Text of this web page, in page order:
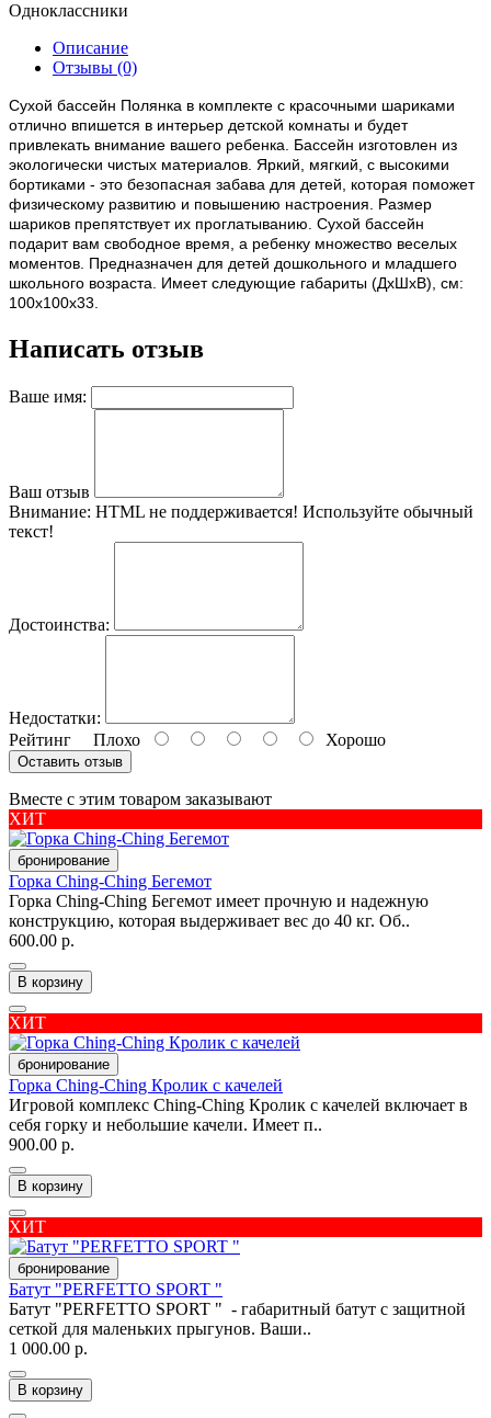
Одноклассники
Описание
Отзывы (0)
Сухой бассейн Полянка в комплекте с красочными шариками
отлично впишется в интерьер детской комнаты и будет
привлекать внимание вашего ребенка. Бассейн изготовлен из
экологически чистых материалов. Яркий, мягкий, с высокими
бортиками - это безопасная забава для детей, которая поможет
физическому развитию и повышению настроения. Размер
шариков препятствует их проглатыванию. Сухой бассейн
подарит вам свободное время, а ребенку множество веселых
моментов. Предназначен для детей дошкольного и младшего
школьного возраста. Имеет следующие габариты (ДхШхВ), см:
100х100х33.
Написать отзыв
Ваше имя:
Ваш отзыв
Внимание: HTML не поддерживается! Используйте обычный
текст!
Достоинства:
Недостатки:
Рейтинг Плохо Хорошо
Оставить отзыв
Вместе с этим товаром заказывают
ХИТ
бронирование
Горка Ching-Ching Бегемот
Горка Ching-Ching Бегемот имеет прочную и надежную
конструкцию, которая выдерживает вес до 40 кг. Об..
600.00 р.
В корзину
ХИТ
бронирование
Горка Ching-Ching Кролик с качелей
Игровой комплекс Ching-Ching Кролик с качелей включает в
себя горку и небольшие качели. Имеет п..
900.00 р.
В корзину
ХИТ
бронирование
Батут "PERFETTO SPORT "
Батут "PERFETTO SPORT " - габаритный батут с защитной
сеткой для маленьких прыгунов. Ваши..
1 000.00 р.
В корзину